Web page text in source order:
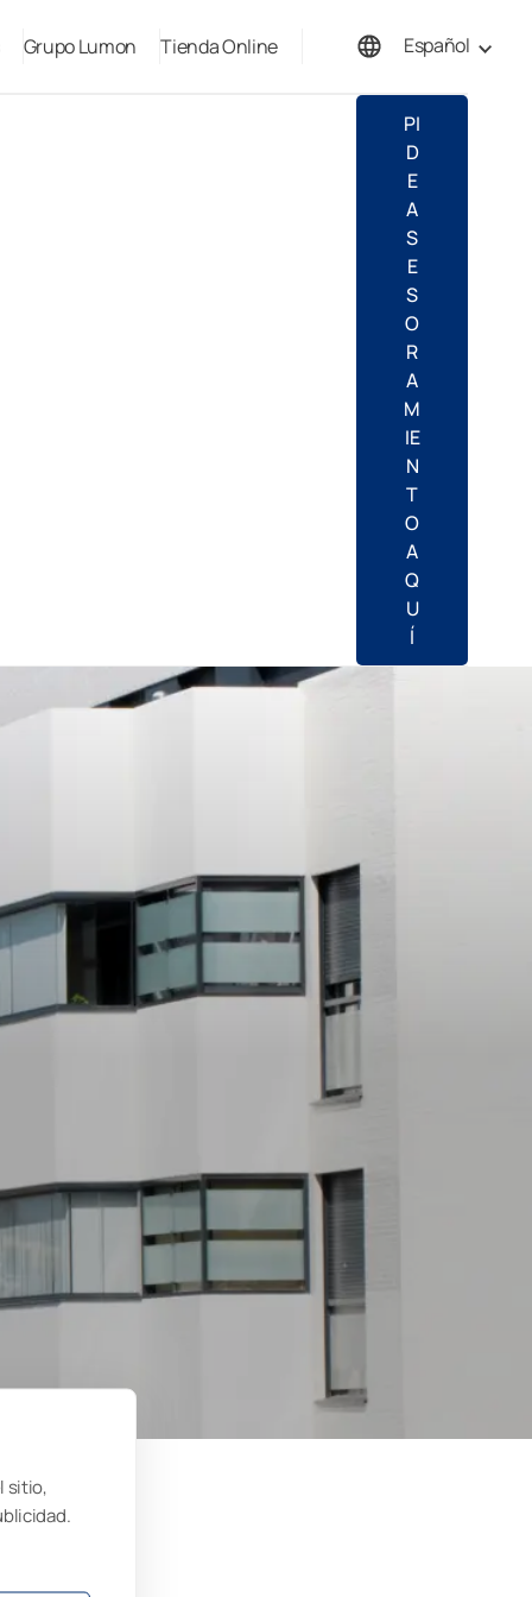
sitio,
Grupo Lumon Tienda Online
Español
PI
D
E
A
S
E
S
O
R
A
M
IE
N
T
O
A
Q
U
Í